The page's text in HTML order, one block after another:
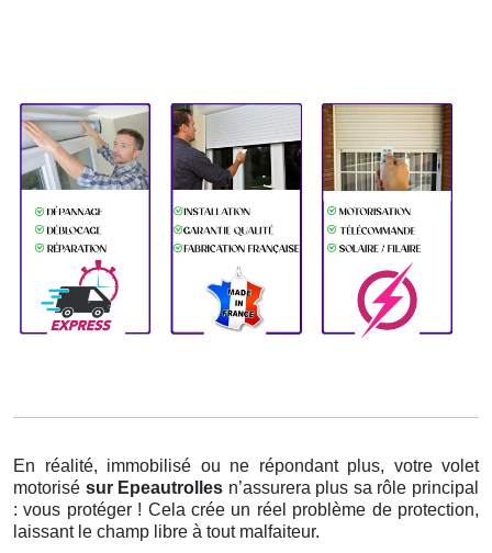
En réalité, immobilisé ou ne répondant plus, votre volet
motorisé sur Epeautrolles n’assurera plus sa rôle principal
: vous protéger ! Cela crée un réel problème de protection,
laissant le champ libre à tout malfaiteur.